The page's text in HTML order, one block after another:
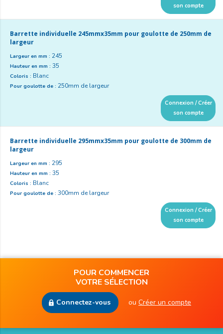
son compte
Barrette individuelle 245mmx35mm pour goulotte de 250mm de
largeur
Largeur en mm : 245
Hauteur en mm : 35
Coloris : Blanc
Pour goulotte de : 250mm de largeur
Connexion / Créer
son compte
Barrette individuelle 295mmx35mm pour goulotte de 300mm de
largeur
Largeur en mm : 295
Hauteur en mm : 35
Coloris : Blanc
Pour goulotte de : 300mm de largeur
Connexion / Créer
son compte
POUR COMMENCER
VOTRE SÉLECTION
Connectez-vous ou Créer un compte